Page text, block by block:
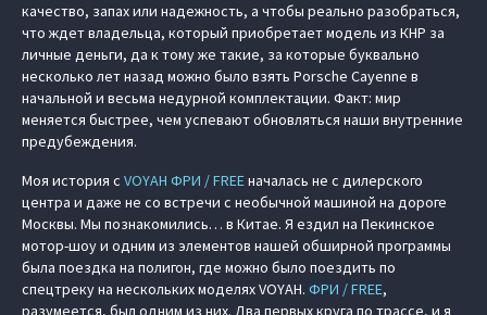
качество, запах или надежность, а чтобы реально разобраться,
что ждет владельца, который приобретает модель из КНР за
личные деньги, да к тому же такие, за которые буквально
несколько лет назад можно было взять Porsche Cayenne в
начальной и весьма недурной комплектации. Факт: мир
меняется быстрее, чем успевают обновляться наши внутренние
предубеждения.
Моя история с VOYAH ФРИ / FREEначалась не с дилерского
центра и даже не со встречи с необычной машиной на дороге
Москвы. Мы познакомились… в Китае. Я ездил на Пекинское
мотор-шоу и одним из элементов нашей обширной программы
была поездка на полигон, где можно было поездить по
спецтреку на нескольких моделях VOYAH. ФРИ / FREE,
разумеется, был одним из них. Два первых круга по трассе, и я